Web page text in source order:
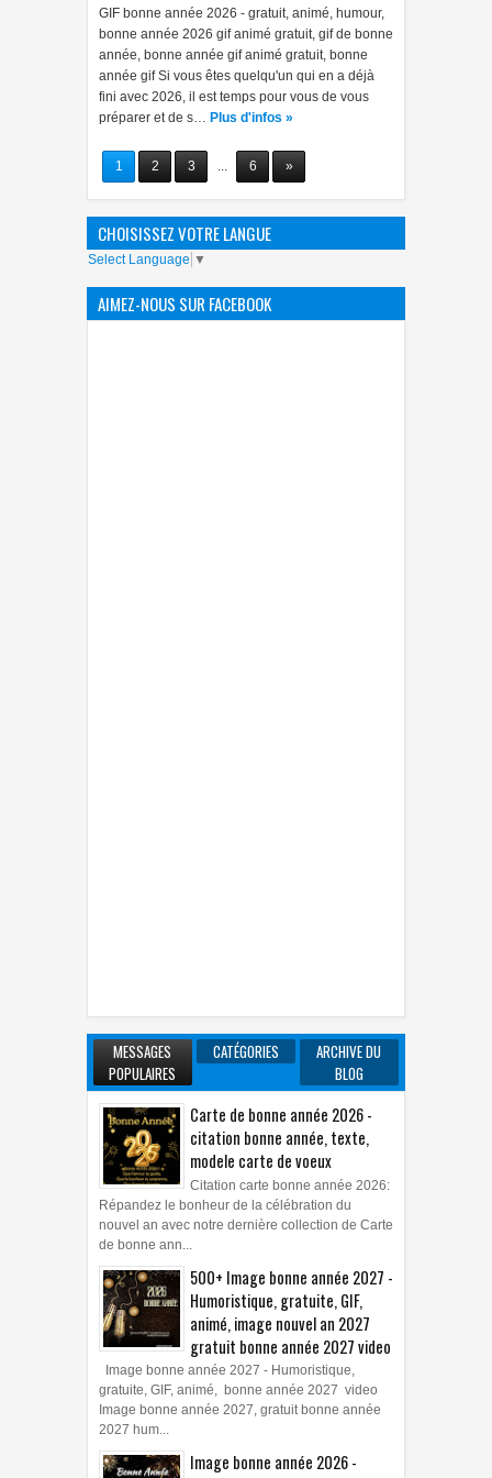
GIF bonne année 2026 - gratuit, animé, humour,
bonne année 2026 gif animé gratuit, gif de bonne
année, bonne année gif animé gratuit, bonne
année gif Si vous êtes quelqu'un qui en a déjà
fini avec 2026, il est temps pour vous de vous
préparer et de s… Plus d'infos »
1 2 3 ... 6 »
CHOISISSEZ VOTRE LANGUE
Select Language ▼
AIMEZ-NOUS SUR FACEBOOK
MESSAGES
POPULAIRES
CATÉGORIES
ARCHIVE DU
BLOG
Carte de bonne année 2026 -
citation bonne année, texte,
modele carte de voeux
Citation carte bonne année 2026:
Répandez le bonheur de la célébration du
nouvel an avec notre dernière collection de Carte
de bonne ann...
500+ Image bonne année 2027 -
Humoristique, gratuite, GIF,
animé, image nouvel an 2027
gratuit bonne année 2027 video
Image bonne année 2027 - Humoristique,
gratuite, GIF, animé, bonne année 2027 video
Image bonne année 2027, gratuit bonne année
2027 hum...
Image bonne année 2026 -